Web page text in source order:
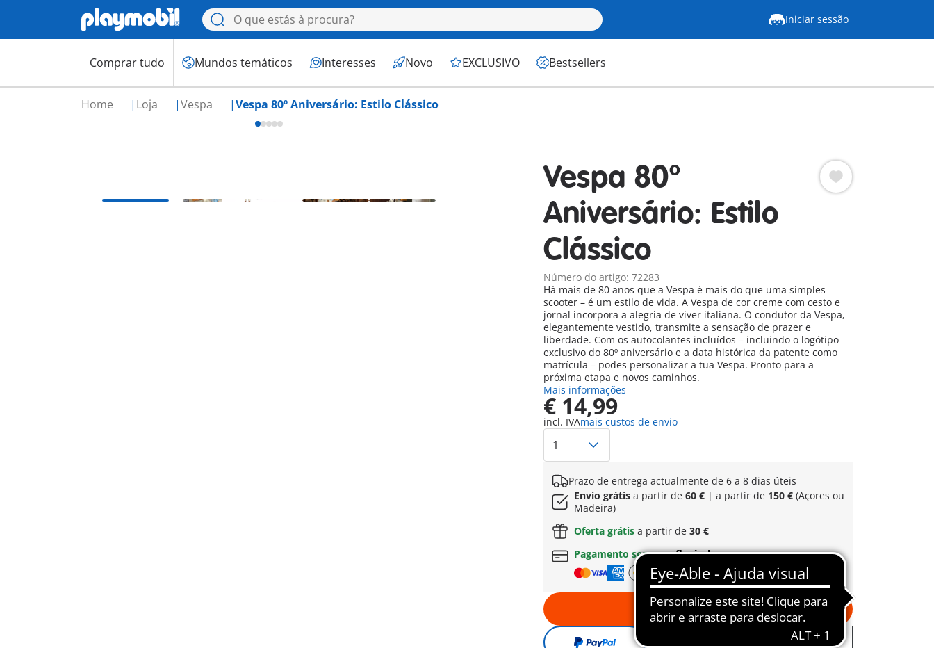
Iniciar sessão
Comprar tudo Mundos temáticos Interesses Novo EXCLUSIVO Bestsellers
Home Loja Vespa Vespa 80º Aniversário: Estilo Clássico
Vespa 80º
Aniversário: Estilo
Clássico
Número do artigo: 72283
Há mais de 80 anos que a Vespa é mais do que uma simples
scooter – é um estilo de vida. A Vespa de cor creme com cesto e
jornal incorpora a alegria de viver italiana. O condutor da Vespa,
elegantemente vestido, transmite a sensação de prazer e
liberdade. Com os autocolantes incluídos – incluindo o logótipo
exclusivo do 80º aniversário e a data histórica da patente como
matrícula – podes personalizar a tua Vespa. Pronto para a
próxima etapa e novos caminhos.
Mais informações
€ 14,99
incl. IVAmais custos de envio
Prazo de entrega actualmente de 6 a 8 dias úteis
Envio grátisa partir de 60 €| a partir de 150 €(Açores ou
Madeira)
Oferta grátisa partir de 30 €
Pagamento seguroe flexível
Ao carrinho